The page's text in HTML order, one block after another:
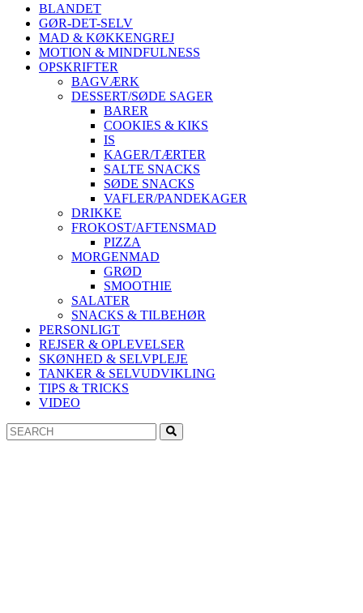
BLANDET
GØR-DET-SELV
MAD & KØKKENGREJ
MOTION & MINDFULNESS
OPSKRIFTER
BAGVÆRK
DESSERT/SØDE SAGER
BARER
COOKIES & KIKS
IS
KAGER/TÆRTER
SALTE SNACKS
SØDE SNACKS
VAFLER/PANDEKAGER
DRIKKE
FROKOST/AFTENSMAD
PIZZA
MORGENMAD
GRØD
SMOOTHIE
SALATER
SNACKS & TILBEHØR
PERSONLIGT
REJSER & OPLEVELSER
SKØNHED & SELVPLEJE
TANKER & SELVUDVIKLING
TIPS & TRICKS
VIDEO
Search
for: